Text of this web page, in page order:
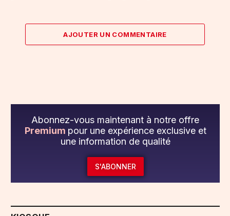
AJOUTER UN COMMENTAIRE
Abonnez-vous maintenant à notre offre
Premium pour une expérience exclusive et
une information de qualité
S'ABONNER